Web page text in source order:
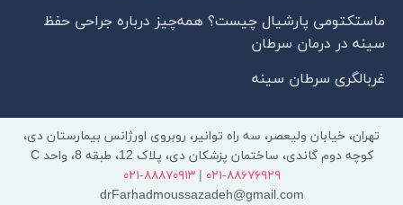
ماستکتومی پارشیال چیست؟ همه‌چیز درباره جراحی حفظ
سینه در درمان سرطان
غربالگری سرطان سینه
تهران، خیابان ولیعصر، سه راه توانیر، روبروی اورژانس بیمارستان دی،
کوچه دوم گاندی، ساختمان پزشکان دی، پلاک 12، طبقه 8، واحد C
۰۲۱-۸۸۶۷۶۹۲۹ |۰۲۱-۸۸۸۷۰۹۱۳
drFarhadmoussazadeh@gmail.com